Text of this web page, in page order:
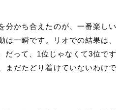
分かち合えたのが、一番楽しい
は一瞬です。リオでの結果は、
だって、1位じゃなくて3位です
まだたどり着けていないわけで